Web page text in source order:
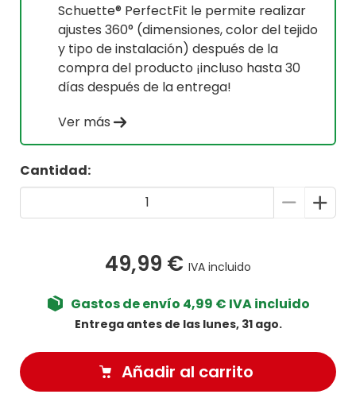
Schuette® PerfectFit le permite realizar
ajustes 360° (dimensiones, color del tejido
y tipo de instalación) después de la
compra del producto ¡incluso hasta 30
días después de la entrega!
Ver más
Cantidad:
49,99 € IVA incluido
Gastos de envío 4,99 € IVA incluido
Entrega antes de las lunes, 31 ago.
Añadir al carrito